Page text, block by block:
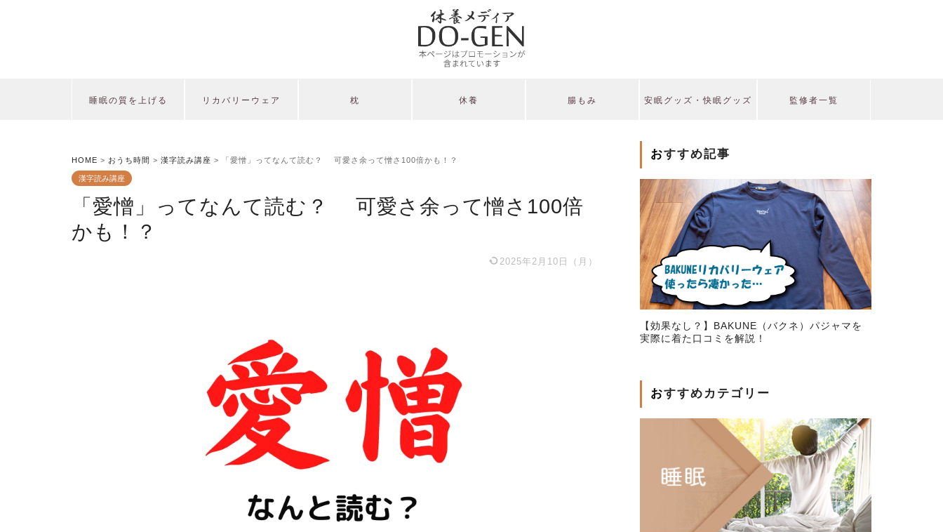
睡眠の質を上げる リカバリーウェア 枕 休養 腸もみ 安眠グッズ・快眠グッズ 監修者一覧
HOME > おうち時間 > 漢字読み講座 > 「愛憎」ってなんて読む？ 可愛さ余って憎さ100倍かも！？
漢字読み講座
「愛憎」ってなんて読む？ 可愛さ余って憎さ100倍
かも！？
2025年2月10日（月）
おすすめ記事
【効果なし？】BAKUNE（バクネ）パジャマを
実際に着た口コミを解説！
おすすめカテゴリー